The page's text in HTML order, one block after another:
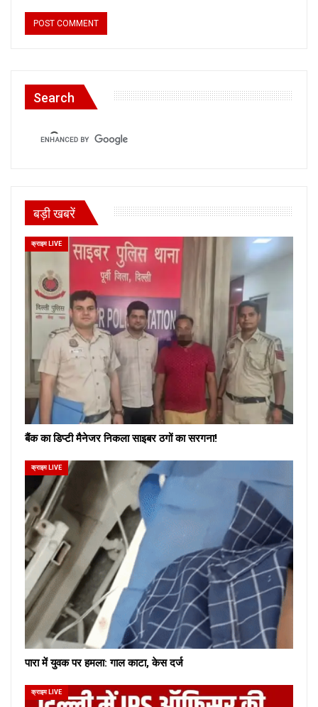
Search
बड़ी खबरें
क्राइम LIVE
बैंक का डिप्टी मैनेजर निकला साइबर ठगों का सरगना!
क्राइम LIVE
पारा में युवक पर हमला: गाल काटा, केस दर्ज
क्राइम LIVE